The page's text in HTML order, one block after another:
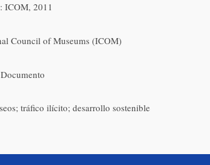
ICOM, 2011
Council of Museums (ICOM)
tráfico ilícito; desarrollo sostenible